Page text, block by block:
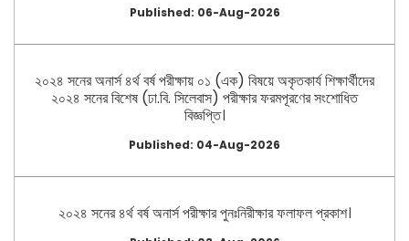
Published: 06-Aug-2026
২০২৪ সনের অনার্স ৪র্থ বর্ষ পরীক্ষায় ০১ (এক) বিষয়ে অকৃতকার্য শিক্ষার্থীদের
২০২৪ সনের বিশেষ (ঢা.বি. সিলেবাস) পরীক্ষার ফরমপূরণের সংশোধিত
বিজ্ঞপ্তি।
Published: 04-Aug-2026
২০২৪ সনের ৪র্থ বর্ষ অনার্স পরীক্ষার পুনঃনিরীক্ষার ফলাফল প্রকাশ।